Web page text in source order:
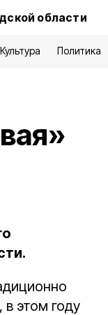
области
Культура Политика
этом году